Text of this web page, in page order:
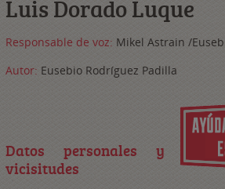
Luis Dorado Luque
Responsable de voz: Mikel Astrain /
Autor: Eusebio Rodríguez Padilla
Datos personales y
vicisitudes